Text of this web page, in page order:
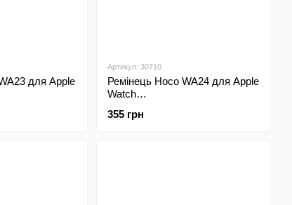
для Apple
Артикул: 30710
Ремінець Hoco WA24 для Apple
Watch
Magnetic Blue
355 грн